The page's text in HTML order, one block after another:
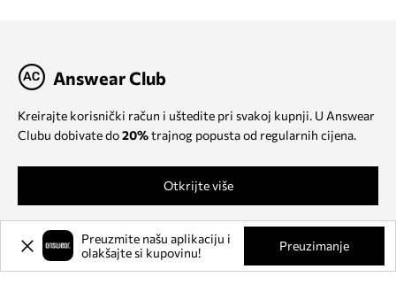
Answear Club
Kreirajte korisnički račun i uštedite pri svakoj kupnji. U Answear
Clubu dobivate do20%trajnog popusta od regularnih cijena.
Otkrijte više
Preuzmite našu aplikaciju i
olakšajte si kupovinu!
Preuzimanje